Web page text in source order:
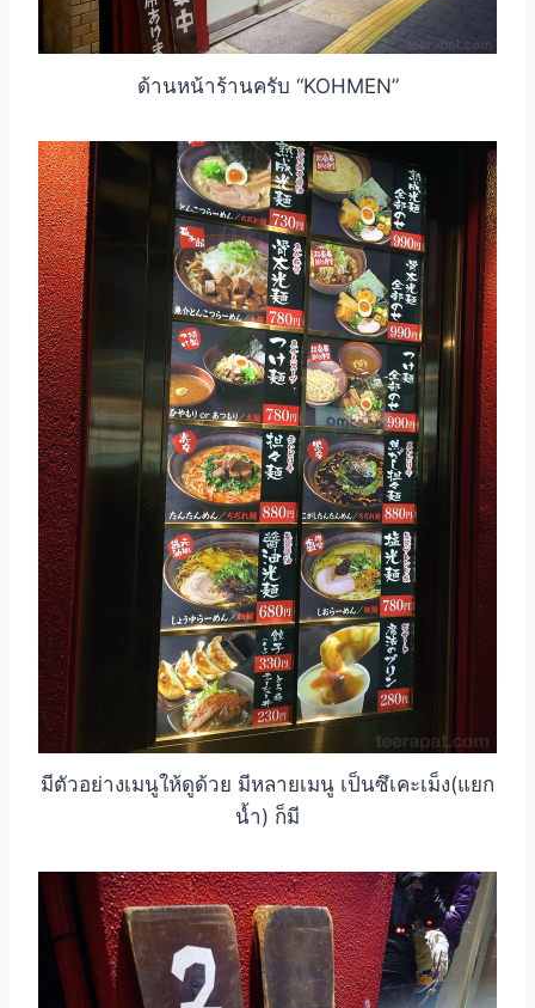
ด้านหน้าร้านครับ “KOHMEN”
มีตัวอย่างเมนูให้ดูด้วย มีหลายเมนู เป็นซึเคะเม็ง(แยก
น้ำ) ก็มี